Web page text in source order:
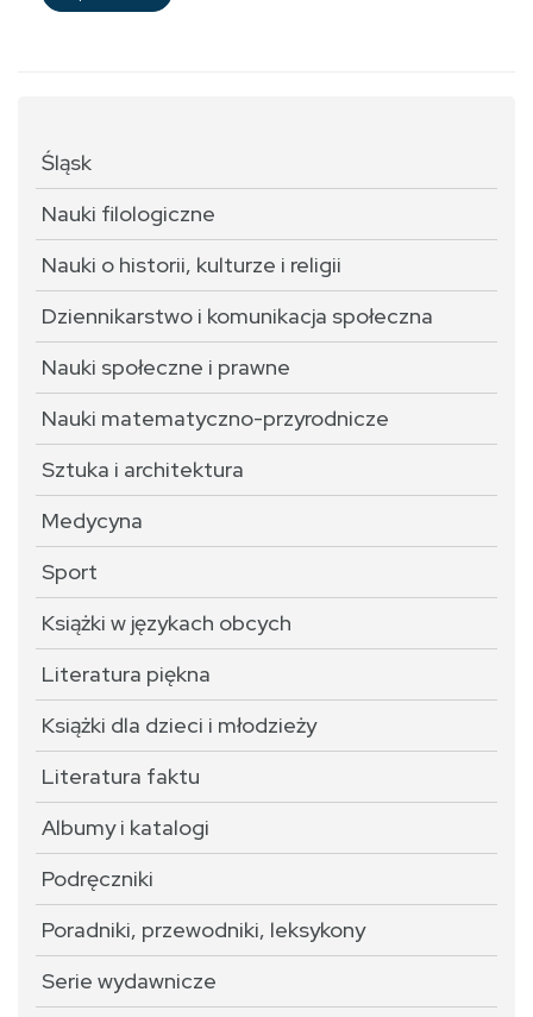
Śląsk
Nauki filologiczne
Nauki o historii, kulturze i religii
Dziennikarstwo i komunikacja społeczna
Nauki społeczne i prawne
Nauki matematyczno-przyrodnicze
Sztuka i architektura
Medycyna
Sport
Książki w językach obcych
Literatura piękna
Książki dla dzieci i młodzieży
Literatura faktu
Albumy i katalogi
Podręczniki
Poradniki, przewodniki, leksykony
Serie wydawnicze